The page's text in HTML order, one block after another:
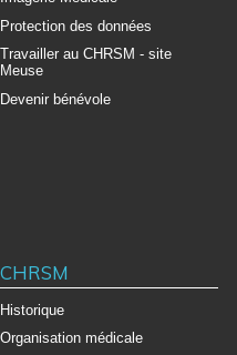
Protection des données
Travailler au CHRSM - site
Meuse
Devenir bénévole
CHRSM
Historique
Organisation médicale